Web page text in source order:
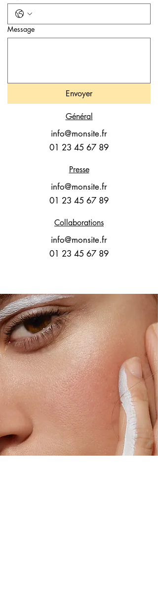
Message
Envoyer
Général
info@monsite.fr
01 23 45 67 89
Presse
info@monsite.fr
01 23 45 67 89
Collaborations
info@monsite.fr
01 23 45 67 89